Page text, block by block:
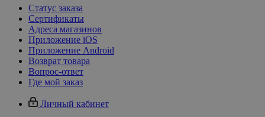
Статус заказа
Сертификаты
Адреса магазинов
Приложение iOS
Приложение Android
Возврат товара
Вопрос-ответ
Где мой заказ
Личный кабинет